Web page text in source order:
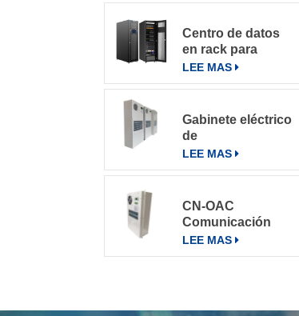
Centro de datos
en rack para
varios entornos
LEE MAS
Gabinete eléctrico
de
telecomunicaciones
Aire
Aire
acondicionado
LEE MAS
CN-OAC
Comunicación
exterior Gabinete
eléctrico Aire
LEE MAS